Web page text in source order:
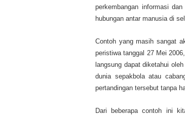
perkembangan informasi
hubungan antar manusia di
Contoh yang masih sangat
peristiwa tanggal 27 Mei
langsung dapat diketahui
dunia sepakbola atau
pertandingan tersebut tanpa
Dari beberapa contoh ini